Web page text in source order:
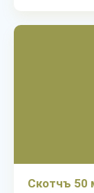
Скотчъ 50